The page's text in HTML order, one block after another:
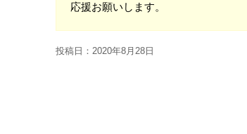
応援お願いします。
投稿日： 2020年8月28日